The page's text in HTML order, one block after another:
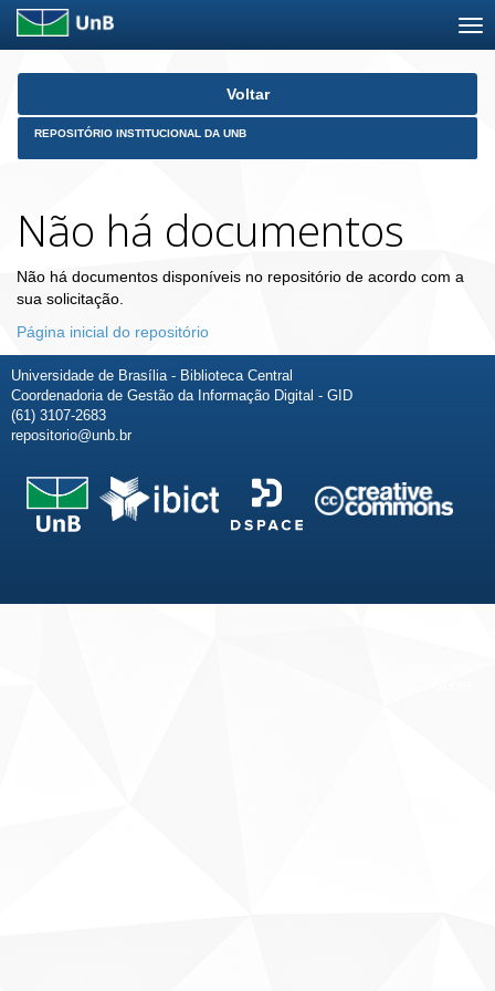
Skip
Voltar
REPOSITÓRIO INSTITUCIONAL DA UNB
Não há documentos
Não há documentos disponíveis no repositório de acordo com a
sua solicitação.
Página inicial do repositório
Universidade de Brasília - Biblioteca Central
Coordenadoria de Gestão da Informação Digital - GID
(61) 3107-2683
repositorio@unb.br